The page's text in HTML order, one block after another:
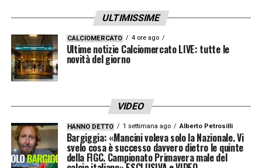
ULTIMISSIME
CALCIOMERCATO 4 ore ago
Ultime notizie Calciomercato LIVE: tutte le
novità del giorno
VIDEO
HANNO DETTO 1 settimana ago Alberto Petrosilli
Bargiggia: «Mancini voleva solo la Nazionale. Vi
svelo cosa è successo davvero dietro le quinte
della FIGC. Campionato Primavera male del